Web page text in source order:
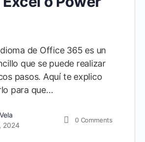
de Office 365 es un
que se puede realizar
pasos. Aquí te explico
para que…
2024
0 Comments